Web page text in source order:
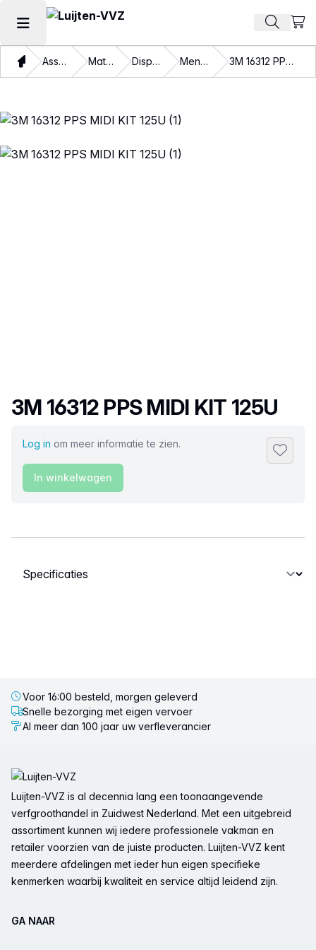
Hoofdmenu openen Zoek
Thuis Assortiment Materialen Disposables Mengbekers 3M 16312 PPS MIDI KIT 125U
Productnaam
3M 16312 PPS MIDI KIT 125U
Log in om meer informatie te zien.
In winkelwagen
Selecteer een tabblad
Voor 16:00 besteld, morgen geleverd
Snelle bezorging met eigen vervoer
Al meer dan 100 jaar uw verfleverancier
Luijten-VVZ is al decennia lang een toonaangevende
verfgroothandel in Zuidwest Nederland. Met een uitgebreid
assortiment kunnen wij iedere professionele vakman en
retailer voorzien van de juiste producten. Luijten-VVZ kent
meerdere afdelingen met ieder hun eigen specifieke
kenmerken waarbij kwaliteit en service altijd leidend zijn.
GA NAAR